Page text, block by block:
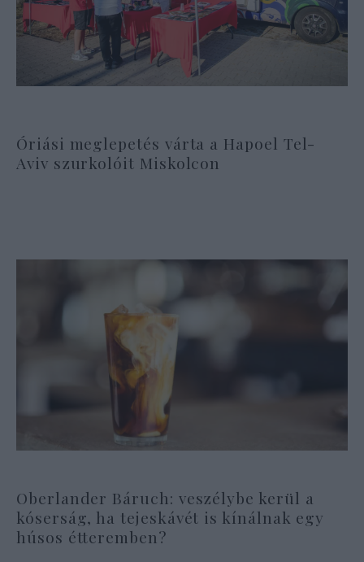
Óriási meglepetés várta a Hapoel Tel-
Aviv szurkolóit Miskolcon
Oberlander Báruch: veszélybe kerül a
kóserság, ha tejeskávét is kínálnak egy
húsos étteremben?